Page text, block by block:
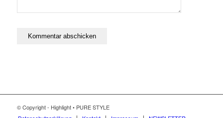
© Copyright - Highlight • PURE STYLE